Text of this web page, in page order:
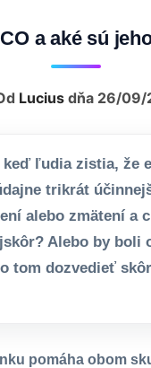
a aké sú
Lucius dňa 26/09/
keď ľudia zistia, že
trikrát
alebo zmätení a
Alebo by boli
tom dozvedieť
pomáha obom